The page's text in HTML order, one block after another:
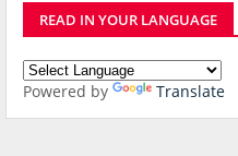
READ IN YOUR LANGUAGE
Powered by Translate